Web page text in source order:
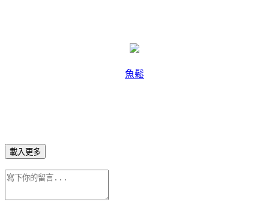
魚鬆
載入更多